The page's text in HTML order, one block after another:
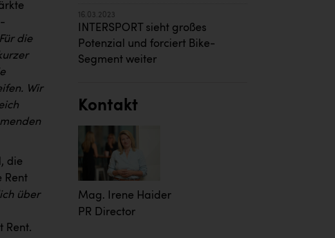
die
Wir
die
Rent
über
Rent.
16.03.2023
INTERSPORT sieht großes
Potenzial und forciert Bike-
Segment weiter
Kontakt
Mag. Irene Haider
PR Director